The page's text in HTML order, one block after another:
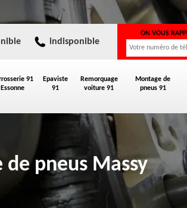
91
Essonne
Epaviste
91
Remorquage
voiture 91
Montage de
pneus 91
indisponible
ON VOUS
pneus Massy